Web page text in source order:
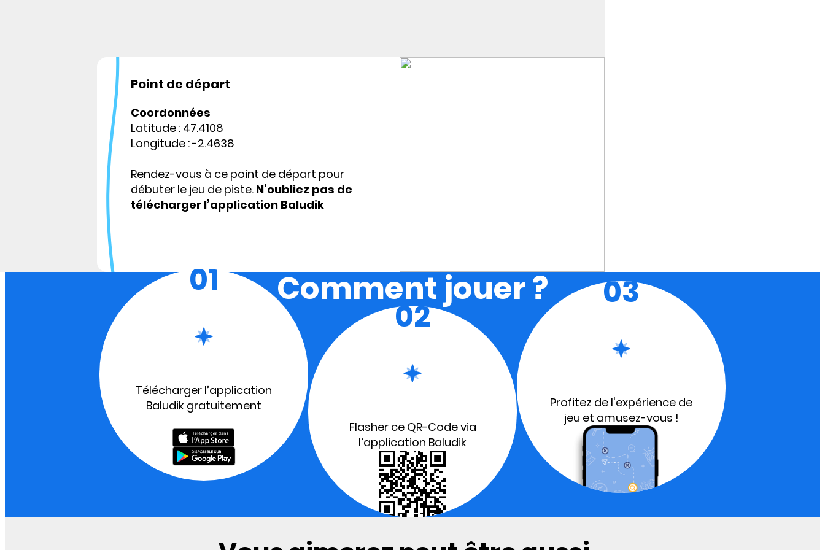
Point de départ
Coordonnées
Latitude : 47.4108
Longitude : -2.4638
Rendez-vous à ce point de départ pour
débuter le jeu de piste. N’oubliez pas de
télécharger l’application Baludik
Comment jouer ?
01
Télécharger l’application
Baludik gratuitement
02
Flasher ce QR-Code via
l’application Baludik
03
Profitez de l'expérience de
jeu et amusez-vous !